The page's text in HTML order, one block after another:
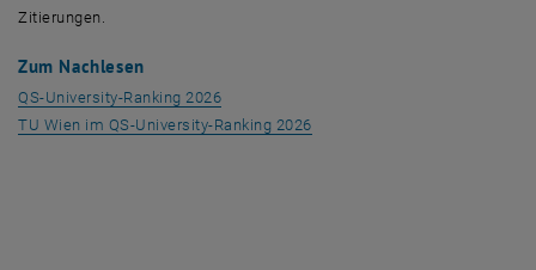
Zitierungen.
Zum Nachlesen
QS-University-Ranking 2026, öffnet eine externe URL in einem neuen
TU Wien im QS-University-Ranking 2026, öffnet eine externe URL in